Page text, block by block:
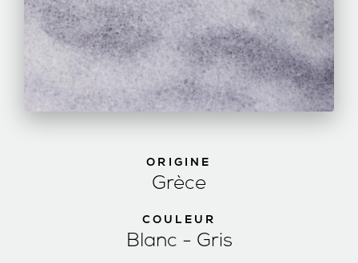
ORIGINE
Grèce
COULEUR
Blanc - Gris